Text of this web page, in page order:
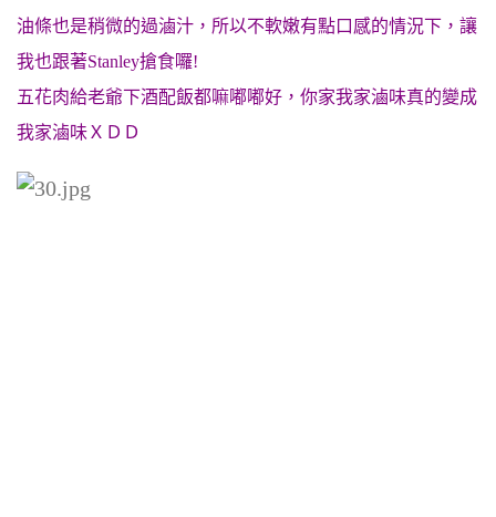
油條也是稍微的過滷汁，所以不軟嫩有點口感的情況下，讓
我也跟著Stanley搶食囉!
五花肉給老爺下酒配飯都嘛嘟嘟好，你家我家滷味真的變成
我家滷味ＸＤＤ